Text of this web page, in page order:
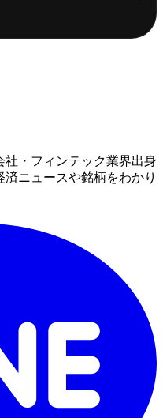
社・フィンテック業界出身
ニュースや銘柄をわかり